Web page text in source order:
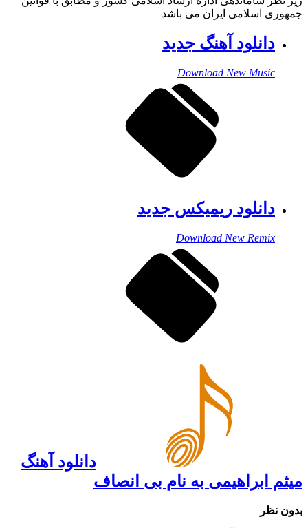
ایران می باشد
آهنگ جدید
Download New
ریمیکس جدید
Download New
دانلود آهنگ
به نام بی انصاف